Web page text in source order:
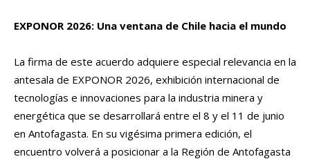
EXPONOR 2026: Una ventana de Chile hacia el mundo
La firma de este acuerdo adquiere especial relevancia en la
antesala de EXPONOR 2026, exhibición internacional de
tecnologías e innovaciones para la industria minera y
energética que se desarrollará entre el 8 y el 11 de junio
en Antofagasta. En su vigésima primera edición, el
encuentro volverá a posicionar a la Región de Antofagasta